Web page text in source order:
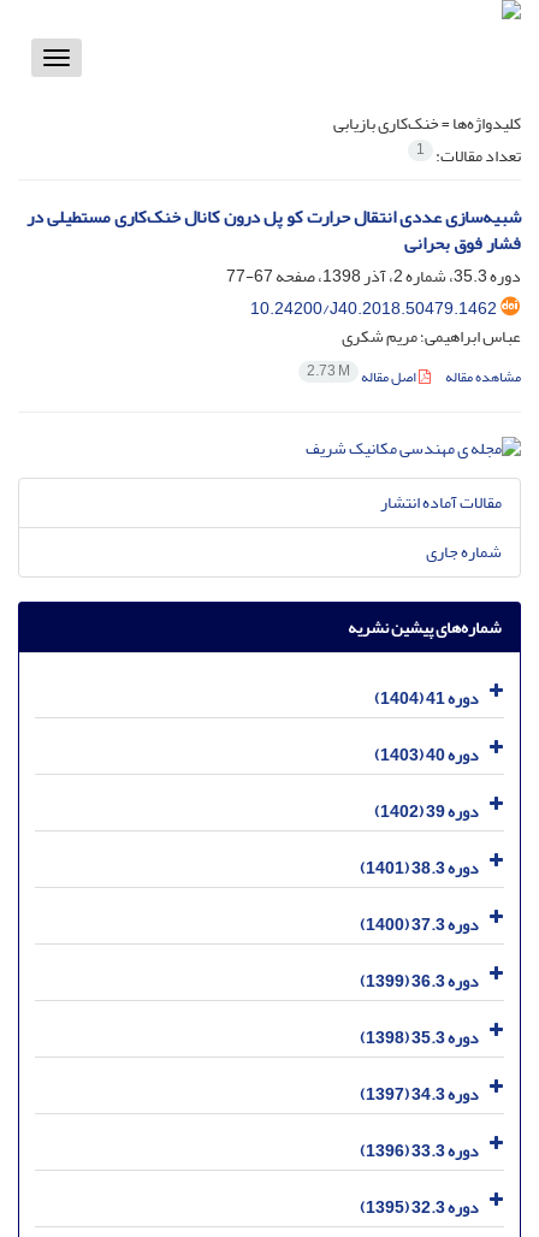
Toggle
کلیدواژه‌ها =خنک‌کاری بازیابی
تعداد مقالات: 1
شبیه‌سازی عددی انتقال حرارت کو پل درون کانال خنک‌کاری مستطیلی در
فشار فوق بحرانی
دوره 35.3، شماره 2، آذر 1398، صفحه
67-77
10.24200/J40.2018.50479.1462
عباس ابراهیمی؛ مریم شکری
مشاهده مقاله اصل مقاله 2.73 M
مقالات آماده انتشار
شماره جاری
شماره‌های پیشین نشریه
دوره 41 (1404)
دوره 40 (1403)
دوره 39 (1402)
دوره 38.3 (1401)
دوره 37.3 (1400)
دوره 36.3 (1399)
دوره 35.3 (1398)
دوره 34.3 (1397)
دوره 33.3 (1396)
دوره 32.3 (1395)